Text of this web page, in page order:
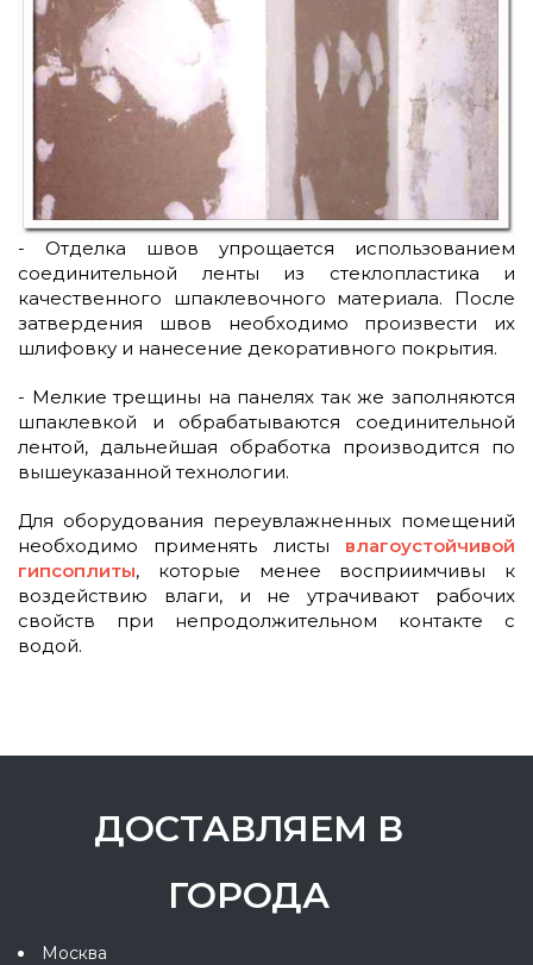
- Отделка швов упрощается использованием
соединительной ленты из стеклопластика и
качественного шпаклевочного материала. После
затвердения швов необходимо произвести их
шлифовку и нанесение декоративного покрытия.
- Мелкие трещины на панелях так же заполняются
шпаклевкой и обрабатываются соединительной
лентой, дальнейшая обработка производится по
вышеуказанной технологии.
Для оборудования переувлажненных помещений
необходимо применять листы влагоустойчивой
гипсоплиты, которые менее восприимчивы к
воздействию влаги, и не утрачивают рабочих
свойств при непродолжительном контакте с
водой.
ДОСТАВЛЯЕМ В
ГОРОДА
Москва